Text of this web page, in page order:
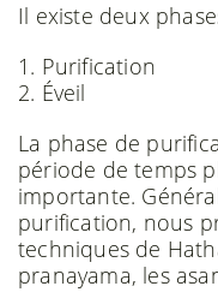
Il existe deux
1. Purification
2. Éveil
La phase de
période de temps
importante.
purification, nous
techniques de
pranayama, les